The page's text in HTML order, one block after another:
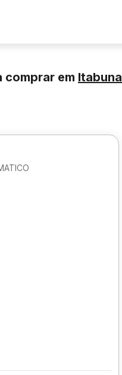
comprar em Itabuna